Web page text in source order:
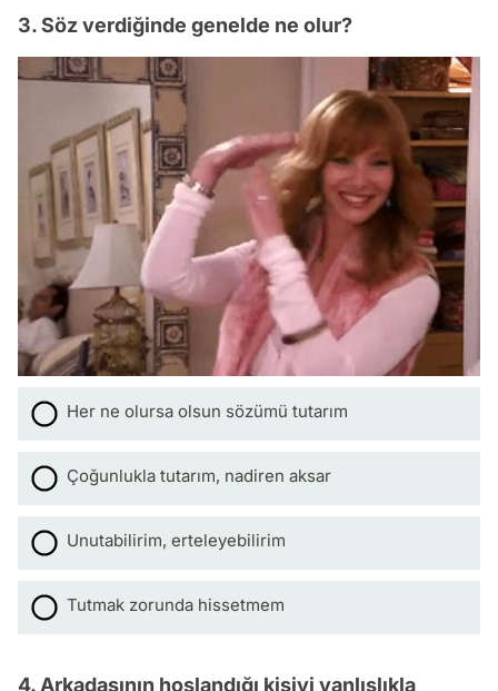
3. Söz verdiğinde genelde ne olur?
Her ne olursa olsun sözümü tutarım
Çoğunlukla tutarım, nadiren aksar
Unutabilirim, erteleyebilirim
Tutmak zorunda hissetmem
4. Arkadaşının hoşlandığı kişiyi yanlışlıkla